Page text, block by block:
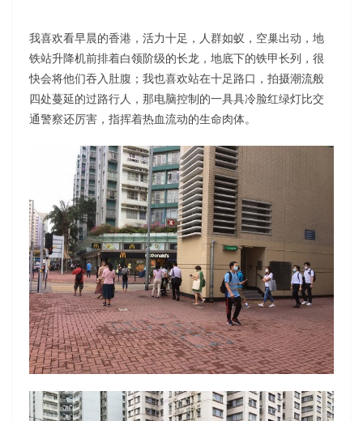
我喜欢看早晨的香港，活力十足，人群如蚁，空巢出动，地
铁站升降机前排着白领阶级的长龙，地底下的铁甲长列，很
快会将他们吞入肚腹；我也喜欢站在十足路口，拍摄潮流般
四处蔓延的过路行人，那电脑控制的一具具冷脸红绿灯比交
通警察还厉害，指挥着热血流动的生命肉体。